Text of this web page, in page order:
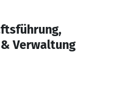
Verwaltung